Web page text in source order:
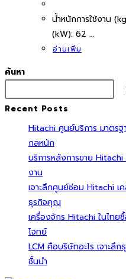
นํ้าหนักการใช้งาน
(kW): 62 …
อ่านเพิ่ม
ค้นหา
Recent Posts
Hitachi ศูนย์บริการ มาตรฐ
กลหนัก
บริการหลังการขาย Hitachi
งาน
เจาะลึกศูนย์ซ่อม Hitachi
ธุรกิจคุณ
เครื่องจักร Hitachi ในไท
โจทย์
LCM คือบริษัทอะไร เจาะลึ
ชั้นนำ